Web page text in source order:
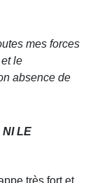
mes forces
le
absence de
NI LE